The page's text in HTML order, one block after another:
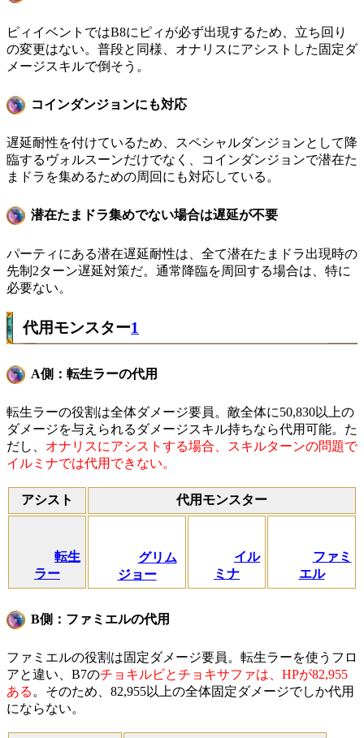
ピィイベントではB8にピィが必ず出現するため、立ち回り
の変更はない。普段と同様、オナリスにアシストした固定ダ
メージスキルで倒そう。
コインダンジョンにも対応
遅延耐性を付けているため、スペシャルダンジョンとして降
臨するヴォルスーンだけでなく、コインダンジョンで潜在た
まドラを集めるための周回にも対応している。
潜在たまドラ集めでない場合は遅延が不要
パーティにある潜在遅延耐性は、全て潜在たまドラ出現時の
先制2ターン遅延対策だ。通常降臨を周回する場合は、特に
必要ない。
代用モンスター1
A側：転生ラーの代用
転生ラーの役割は全体ダメージ要員。敵全体に50,830以上の
ダメージを与えられるダメージスキル持ちなら代用可能。た
だし、 オナリスにアシストする場合、スキルターンの問題で
イルミナでは代用できない。
アシスト 代用モンスター
転生
ラー
グリム
ジョー
イル
ミナ
ファミ
エル
B側：ファミエルの代用
ファミエルの役割は固定ダメージ要員。転生ラーを使うフロ
アと違い、B7のチョキルビとチョキサファは、HPが82,955
ある。そのため、82,955以上の全体固定ダメージでしか代用
にならない。